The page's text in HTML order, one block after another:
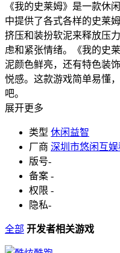
《我的史莱姆》是一款休
中提供了各式各样的史莱
挤压和装扮软泥来释放压
虑和紧张情绪。《我的史
泥颜色鲜亮，还有特色装
悦感。这款游戏简单易懂
吧。
展开更多
类型 休闲益智
厂商 深圳市悠闲互
版号-
备案 -
权限 -
隐私-
全部 开发者相关游戏